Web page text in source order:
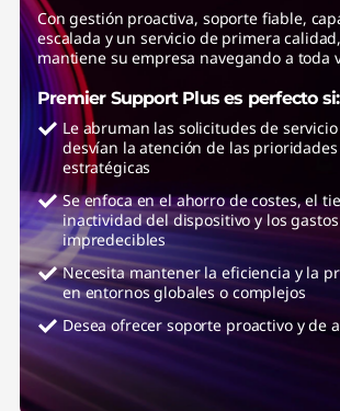
Con gestión proactiva, soporte fiable,
escalada y un servicio de primera
mantiene su empresa navegando a toda
Premier Support Plus es perfecto si:
Le abruman las solicitudes de
desvían la atención de las prioridades
estratégicas
Se enfoca en el ahorro de costes, el
inactividad del dispositivo y los
impredecibles
Necesita mantener la eficiencia y la
en entornos globales o complejos
Desea ofrecer soporte proactivo y de